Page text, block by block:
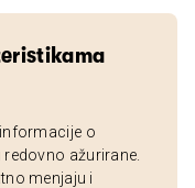
o
ažurirane.
menjaju i